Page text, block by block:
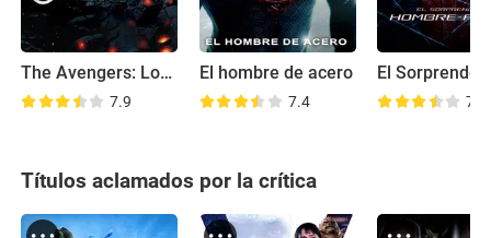
The Avengers: Los Vengadores
7.9
El hombre de acero
7.4 7.0
Títulos aclamados por la crítica